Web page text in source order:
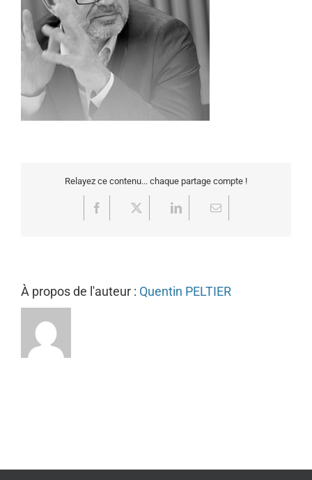
Relayez ce contenu... chaque partage compte !
Facebook LinkedInEmail
À propos de l'auteur : Quentin PELTIER